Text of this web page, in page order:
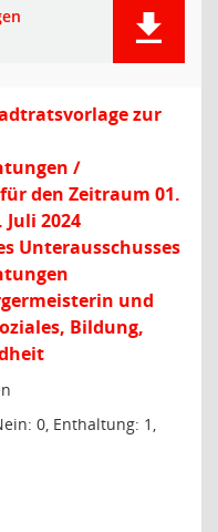
zur
/
den Zeitraum 01.
Juli 2024
Unterausschusses
und
Bildung,
0, Enthaltung: 1,